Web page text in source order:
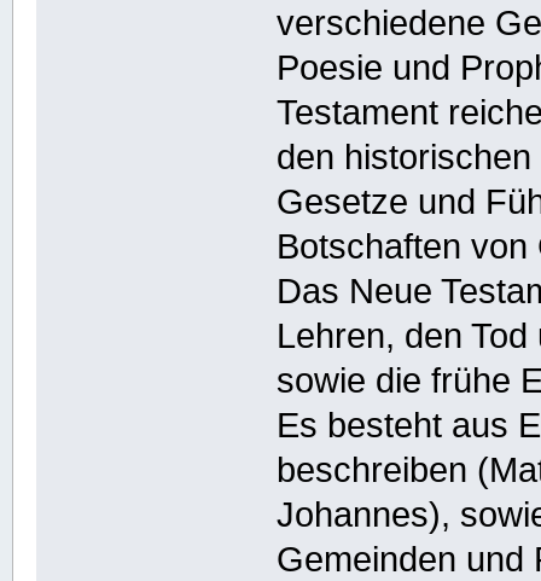
verschiedene
Poesie und
Testament
den
Gesetze und
Botschaften
Das Neue
Lehren, den
sowie die frühe
Es besteht aus
beschreiben
Johannes),
Gemeinden und